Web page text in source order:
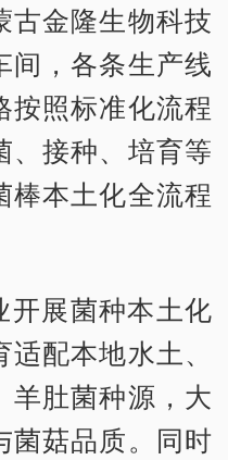
古金隆生物科技
间，各条生产线
按照标准化流程
、接种、培育等
棒本土化全流程
开展菌种本土化
配本地水土、
羊肚菌种源，大
菌菇品质。同时